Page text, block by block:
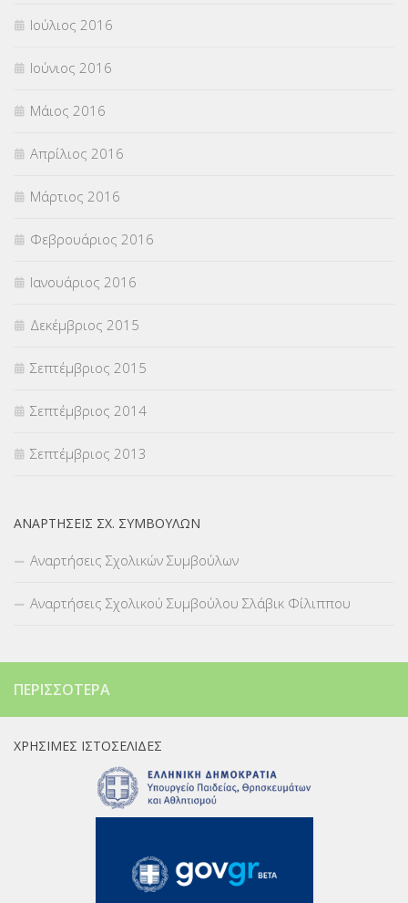
Ιούλιος 2016
Ιούνιος 2016
Μάιος 2016
Απρίλιος 2016
Μάρτιος 2016
Φεβρουάριος 2016
Ιανουάριος 2016
Δεκέμβριος 2015
Σεπτέμβριος 2015
Σεπτέμβριος 2014
Σεπτέμβριος 2013
ΑΝΑΡΤΉΣΕΙΣ ΣΧ. ΣΥΜΒΟΎΛΩΝ
Αναρτήσεις Σχολικών Συμβούλων
Αναρτήσεις Σχολικού Συμβούλου Σλάβικ Φίλιππου
ΠΕΡΙΣΣΌΤΕΡΑ
ΧΡΉΣΙΜΕΣ ΙΣΤΟΣΕΛΊΔΕΣ